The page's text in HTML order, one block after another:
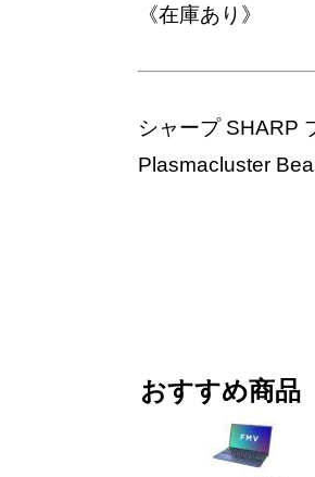
《在庫あり》
シャープ SHARP
Plasmacluster
おすすめ商品